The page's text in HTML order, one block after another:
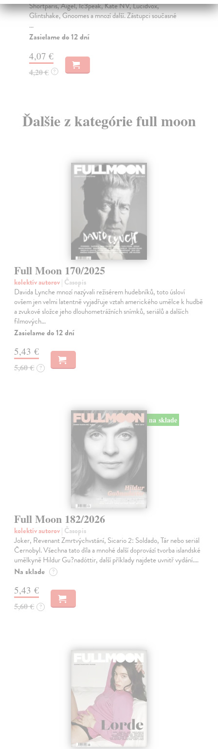
Shortparis, Aigel, Ic3peak, Kate NV, Lucidvox,
Glintshake, Gnoomes a mnozí další. Zástupci současné
...
Zasielame do 12 dní
4,07 €
4,20 € ?
Ďalšie z kategórie full moon
Full Moon 170/2025
kolektív autorov| Časopis
Davida Lynche mnozí nazývali režisérem hudebníků, toto úsloví
ovšem jen velmi latentně vyjadřuje vztah amerického umělce k hudbě
a zvukové složce jeho dlouhometrážních snímků, seriálů a dalších
filmových…
Zasielame do 12 dní
5,43 €
5,60 € ?
na sklade
Full Moon 182/2026
kolektív autorov| Časopis
Joker, Revenant Zmrtvýchvstání, Sicario 2: Soldado, Tár nebo seriál
Černobyl. Všechna tato díla a mnohé další doprovází tvorba islandské
umělkyně Hildur Gu?nadóttir, další příklady najdete uvnitř vydání.…
Na sklade ?
5,43 €
5,60 € ?